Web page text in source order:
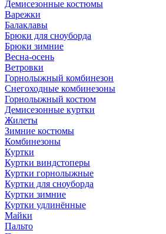
Демисезонные костюмы
Варежки
Балаклавы
Брюки для сноуборда
Брюки зимние
Весна-осень
Ветровки
Горнолыжный комбинезон
Снегоходные комбинезоны
Горнолыжный костюм
Демисезонные куртки
Жилеты
Зимние костюмы
Комбинезоны
Куртки
Куртки виндстоперы
Куртки горнолыжные
Куртки для сноуборда
Куртки зимние
Куртки удлинённые
Майки
Пальто